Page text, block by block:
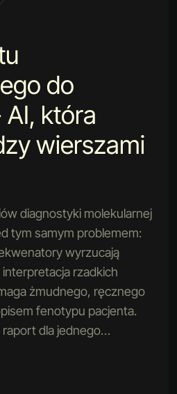
do
która
wierszami
diagnostyki molekularnej
tym samym problemem:
wyrzucają
rzadkich
żmudnego, ręcznego
fenotypu pacjenta.
raport dla jednego…